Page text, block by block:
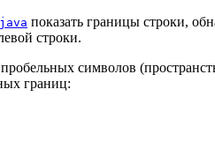
показать границы строки,
строки.
символов
границ: